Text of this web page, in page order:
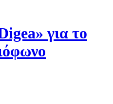
για το